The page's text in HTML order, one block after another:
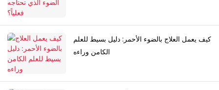
كيف يعمل العلاج بالضوء الأحمر: دليل بسيط للعلم
الكامن وراءه